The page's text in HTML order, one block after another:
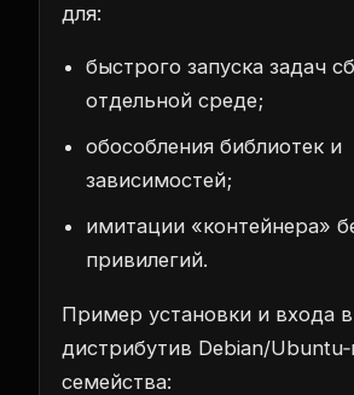
для:
быстрого запуска задач
отдельной среде;
обособления библиотек и
зависимостей;
имитации «контейнера»
привилегий.
Пример установки и входа в
дистрибутив Debian/
семейства: